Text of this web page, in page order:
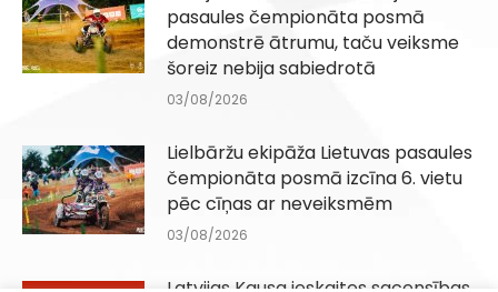
pasaules čempionāta posmā
demonstrē ātrumu, taču veiksme
šoreiz nebija sabiedrotā
03/08/2026
Lielbāržu ekipāža Lietuvas pasaules
čempionāta posmā izcīna 6. vietu
pēc cīņas ar neveiksmēm
03/08/2026